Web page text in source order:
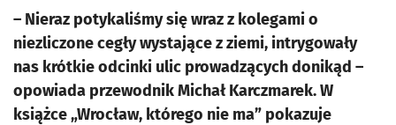
– Nieraz potykaliśmy się wraz z kolegami o
niezliczone cegły wystające z ziemi, intrygowały
nas krótkie odcinki ulic prowadzących donikąd –
opowiada przewodnik Michał Karczmarek. W
książce „Wrocław, którego nie ma” pokazuje